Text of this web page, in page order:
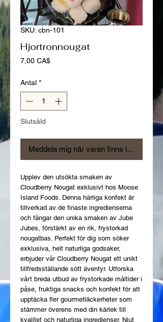
SKU: cbn-101
Hjortronnougat
7,00 CA$Pris
Antal *
Slutsåld
Meddela mig när varan finns i lager
Upplev den utsökta smaken av
Cloudberry Nougat exklusivt hos Moose
Island Foods. Denna härliga konfekt är
tillverkad av de finaste ingredienserna
och fångar den unika smaken av Jube
Jubes, förstärkt av en rik, frystorkad
nougatbas. Perfekt för dig som söker
exklusiva, helt naturliga godsaker,
erbjuder vår Cloudberry Nougat ett unikt
tillfredsställande sött äventyr. Utforska
vårt breda utbud av frystorkade måltider i
påse, fruktiga snacks och konfekt för att
upptäcka fler gourmetläckerheter som
stämmer överens med din kärlek till
kvalitet och naturliga ingredienser. Njut